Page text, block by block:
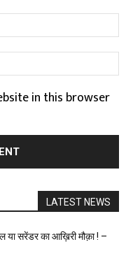
in this browser
LATEST NEWS
या सरेंडर का आख़िरी मौक़ा ! –